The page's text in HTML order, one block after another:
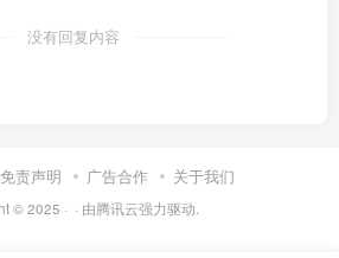
没有回复内容
免责声明 广告合作 关于我们
© 2025 · · 由腾讯云强力驱动.